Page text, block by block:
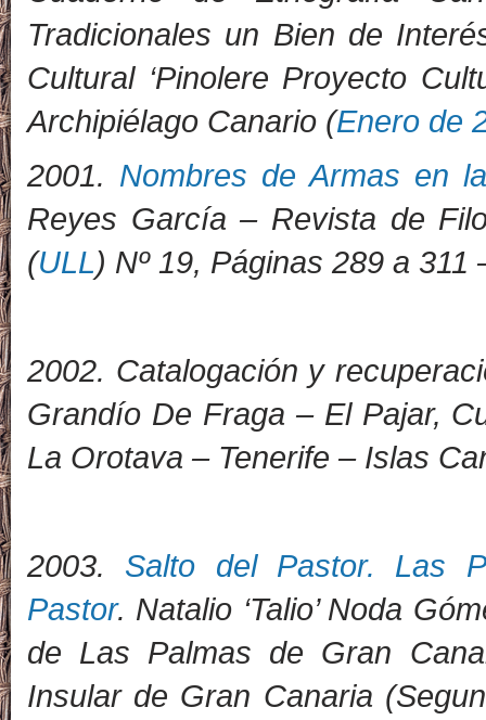
Tradicionales un Bien de
Cultural ‘Pinolere Proyecto
Archipiélago Canario (Enero de
2001. Nombres de Armas en
Reyes García – Revista de
(ULL) Nº 19, Páginas 289 a
2002. Catalogación y
Grandío De Fraga – El Pajar,
La Orotava – Tenerife – Islas
2003. Salto del Pastor. Las
Pastor. Natalio ‘Talio’ Noda
de Las Palmas de Gran
Insular de Gran Canaria